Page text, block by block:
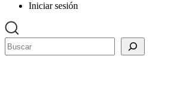
Iniciar sesión
Buscar